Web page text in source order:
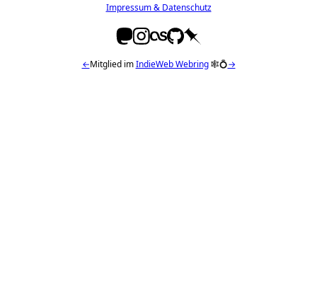
Impressum & Datenschutz
←Mitglied imIndieWeb Webring🕸💍→